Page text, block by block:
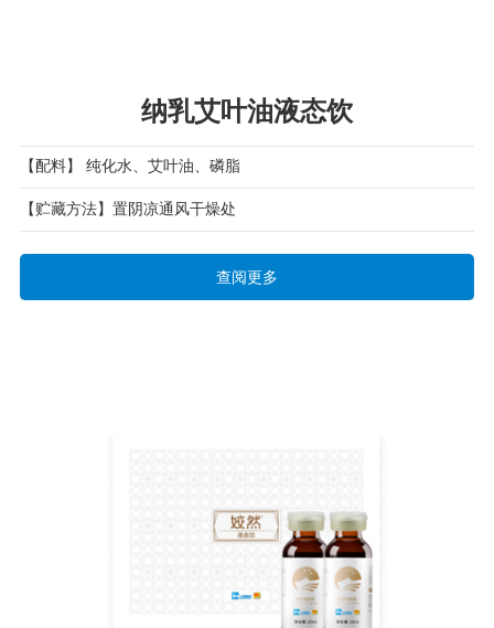
纳乳艾叶油液态饮
【配料】 纯化水、艾叶油、磷脂
【贮藏方法】置阴凉通风干燥处
查阅更多